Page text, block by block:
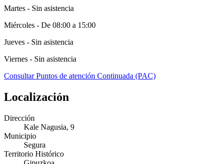
Martes - Sin asistencia
Miércoles - De 08:00 a 15:00
Jueves - Sin asistencia
Viernes - Sin asistencia
Consultar Puntos de atención Continuada (PAC)
Localización
Dirección
Kale Nagusia, 9
Municipio
Segura
Territorio Histórico